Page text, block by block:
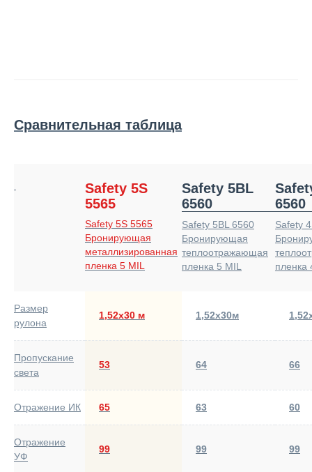
Сравнительная таблица
Safety 5S
5565
Safety 5S 5565
Бронирующая
металлизированная
пленка 5 MIL
Safety 5BL
6560
Safety 5BL 6560
Бронирующая
теплоотражающая
пленка 5 MIL
6560
Safety
пленка
Размер
рулона
1,52х30 м 1,52х30м
Пропускание
света
53 64 66
Отражение ИК 65 63 60
Отражение
УФ
99 99 99